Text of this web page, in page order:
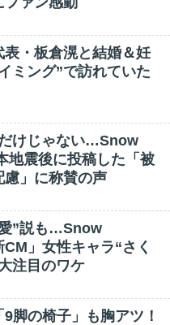
表・板倉滉と結婚＆妊
ミング”で訪れていた
けじゃない…Snow
地震後に投稿した「被
慮」に称賛の声
”説も…Snow
」女性キャラ“さく
注目のワケ
脚の椅子」も胸アツ！